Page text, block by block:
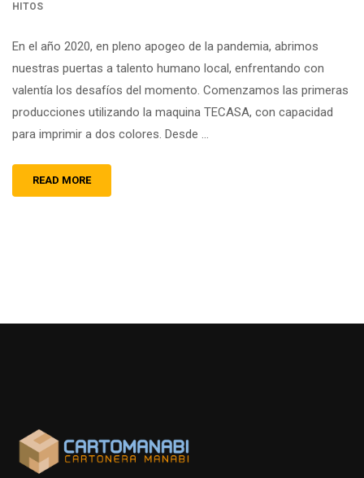
HITOS
En el año 2020, en pleno apogeo de la pandemia, abrimos
nuestras puertas a talento humano local, enfrentando con
valentía los desafíos del momento. Comenzamos las primeras
producciones utilizando la maquina TECASA, con capacidad
para imprimir a dos colores. Desde …
READ MORE